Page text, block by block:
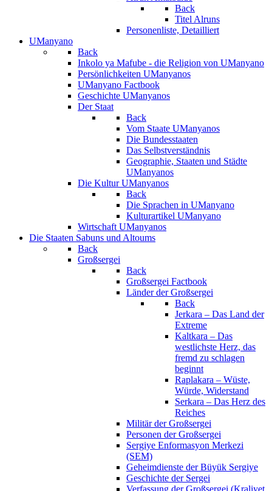
Back
Titel Alruns
Personenliste, Detailliert
UManyano
Back
Inkolo ya Mafube - die Religion von UManyano
Persönlichkeiten UManyanos
UManyano Factbook
Geschichte UManyanos
Der Staat
Back
Vom Staate UManyanos
Die Bundesstaaten
Das Selbstverständnis
Geographie, Staaten und Städte
UManyanos
Die Kultur UManyanos
Back
Die Sprachen in UManyano
Kulturartikel UManyano
Wirtschaft UManyanos
Die Staaten Sabuns und Altoums
Back
Großsergei
Back
Großsergei Factbook
Länder der Großsergei
Back
Jerkara – Das Land der
Extreme
Kaltkara – Das
westlichste Herz, das
fremd zu schlagen
beginnt
Raplakara – Wüste,
Würde, Widerstand
Serkara – Das Herz des
Reiches
Militär der Großsergei
Personen der Großsergei
Sergiye Enformasyon Merkezi
(SEM)
Geheimdienste der Büyük Sergiye
Geschichte der Sergei
Verfassung der Großsergei (Kraliyet